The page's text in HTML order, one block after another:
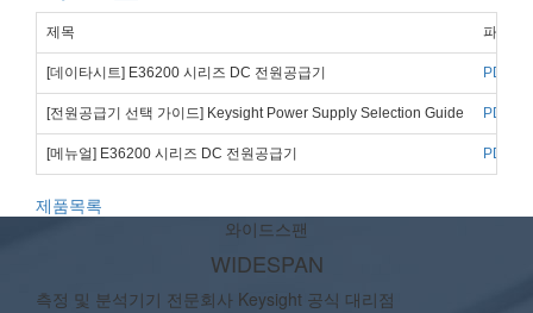
제목 파일 다
[데이타시트] E36200 시리즈 DC 전원공급기 PDF
[전원공급기 선택 가이드] Keysight Power Supply Selection Guide PDF
[메뉴얼] E36200 시리즈 DC 전원공급기 PDF
제품목록
와이드스팬
WIDESPAN
측정 및 분석기기 전문회사 Keysight 공식 대리점